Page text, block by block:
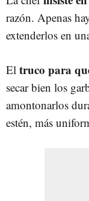
razón. Apenas
extenderlos en
El truco para
secar bien los
amontonarlos
estén, más